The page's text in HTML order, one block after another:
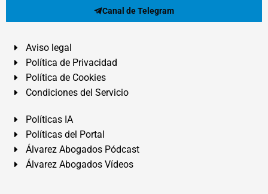
Canal de Telegram
Aviso legal
Política de Privacidad
Política de Cookies
Condiciones del Servicio
Políticas IA
Políticas del Portal
Álvarez Abogados Pódcast
Álvarez Abogados Vídeos